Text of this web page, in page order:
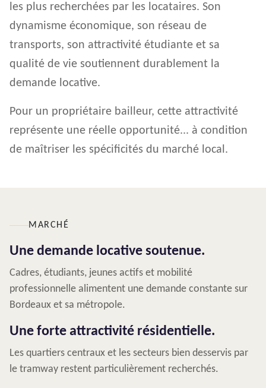
les plus recherchées par les locataires. Son
dynamisme économique, son réseau de
transports, son attractivité étudiante et sa
qualité de vie soutiennent durablement la
demande locative.
Pour un propriétaire bailleur, cette attractivité
représente une réelle opportunité... à condition
de maîtriser les spécificités du marché local.
MARCHÉ
Une demande locative soutenue.
Cadres, étudiants, jeunes actifs et mobilité
professionnelle alimentent une demande constante sur
Bordeaux et sa métropole.
Une forte attractivité résidentielle.
Les quartiers centraux et les secteurs bien desservis par
le tramway restent particulièrement recherchés.